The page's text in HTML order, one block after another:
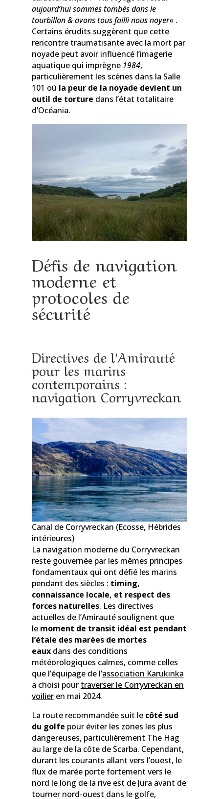
aujourd’hui sommes tombés dans le
tourbillon & avons tous failli nous noyer« .
Certains érudits suggèrent que cette
rencontre traumatisante avec la mort par
noyade peut avoir influencé l’imagerie
aquatique qui imprègne 1984,
particulièrement les scènes dans la Salle
101 où la peur de la noyade devient un
outil de torture dans l’état totalitaire
d’Océania.
Défis de navigation
moderne et
protocoles de
sécurité
Directives de l’Amirauté
pour les marins
contemporains :
navigation Corryvreckan
Canal de Corryvreckan (Ecosse, Hébrides
intérieures)
La navigation moderne du Corryvreckan
reste gouvernée par les mêmes principes
fondamentaux qui ont défié les marins
pendant des siècles : timing,
connaissance locale, et respect des
forces naturelles. Les directives
actuelles de l’Amirauté soulignent que
le moment de transit idéal est pendant
l’étale des marées de mortes
eauxdans des conditions
météorologiques calmes, comme celles
que l’équipage de l’association Karukinka
a choisi pour traverser le Corryvreckan en
voilieren mai 2024.
La route recommandée suit le côté sud
du golfe pour éviter les zones les plus
dangereuses, particulièrement The Hag
au large de la côte de Scarba. Cependant,
durant les courants allant vers l’ouest, le
flux de marée porte fortement vers le
nord le long de la rive est de Jura avant de
tourner nord-ouest dans le golfe,